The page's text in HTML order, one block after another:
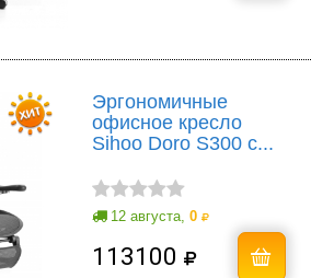
Эргономичные
офисное кресло
Sihoo Doro S300 с...
12 августа, 0
113100